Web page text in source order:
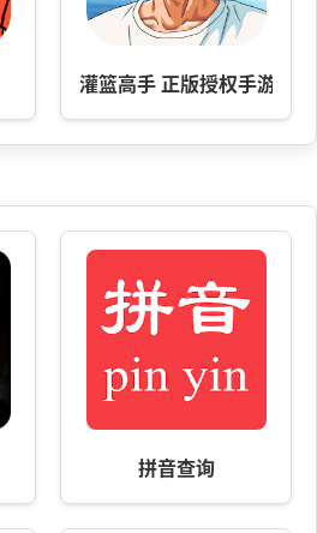
灌篮高手 正版授权手游
拼音查询